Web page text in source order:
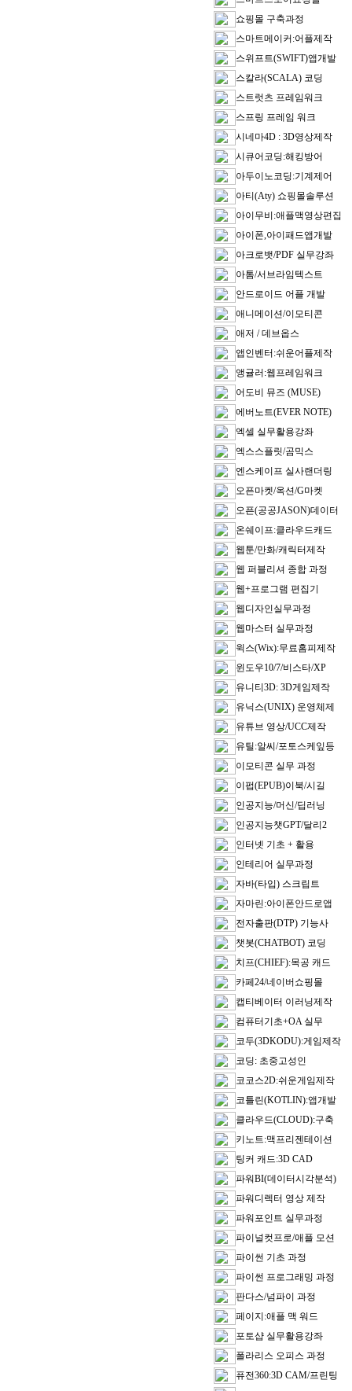
쇼핑몰 구축과정
스마트메이커:어플제작
스위프트(SWIFT)앱개발
스칼라(SCALA) 코딩
스트럿츠 프레임워크
스프링 프레임 워크
시네마4D : 3D영상제작
시큐어코딩:해킹방어
아두이노코딩:기계제어
아티(Aty) 쇼핑몰솔루션
아이무비:애플맥영상편집
아이폰,아이패드앱개발
아크로뱃/PDF 실무강좌
아톰/서브라임텍스트
안드로이드 어플 개발
애니메이션/이모티콘
애저 / 데브옵스
앱인벤터:쉬운어플제작
앵귤러:웹프레임워크
어도비 뮤즈 (MUSE)
에버노트(EVER NOTE)
엑셀 실무활용강좌
엑스스플릿/곰믹스
엔스케이프 실사랜더링
오픈마켓/옥션/G마켓
오픈(공공JASON)데이터
온쉐이프:클라우드캐드
웹툰/만화/캐릭터제작
웹 퍼블리셔 종합 과정
웹+프로그램 편집기
웹디자인실무과정
웹마스터 실무과정
윅스(Wix):무료홈피제작
윈도우10/7/비스타/XP
유니티3D: 3D게임제작
유닉스(UNIX) 운영체제
유튜브 영상/UCC제작
유틸:알씨/포토스케잎등
이모티콘 실무 과정
이펍(EPUB)이북/시길
인공지능/머신/딥러닝
인공지능챗GPT/달리2
인터넷 기초 + 활용
인테리어 실무과정
자바(타입) 스크립트
자마린:아이폰안드로앱
전자출판(DTP) 기능사
챗봇(CHATBOT) 코딩
치프(CHIEF):목공 캐드
카페24/네이버쇼핑몰
캡티베이터 이러닝제작
컴퓨터기초+OA 실무
코두(3DKODU):게임제작
코딩: 초중고성인
코코스2D:쉬운게임제작
코틀린(KOTLIN):앱개발
클라우드(CLOUD):구축
키노트:맥프리젠테이션
팅커 캐드:3D CAD
파워BI(데이터시각분석)
파워디렉터 영상 제작
파워포인트 실무과정
파이널컷프로/애플 모션
파이썬 기초 과정
파이썬 프로그래밍 과정
판다스/넘파이 과정
페이지:애플 맥 워드
포토샵 실무활용강좌
폴라리스 오피스 과정
퓨전360:3D CAM/프린팅